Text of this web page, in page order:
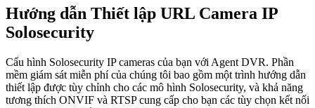
Hướng dẫn Thiết lập URL Camera IP
Solosecurity
Cấu hình Solosecurity IP cameras của bạn với Agent DVR. Phần
mềm giám sát miễn phí của chúng tôi bao gồm một trình hướng dẫn
thiết lập được tùy chỉnh cho các mô hình Solosecurity, và khả năng
tương thích ONVIF và RTSP cung cấp cho bạn các tùy chọn kết nối